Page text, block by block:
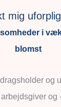
mig
i
blomst
og
og